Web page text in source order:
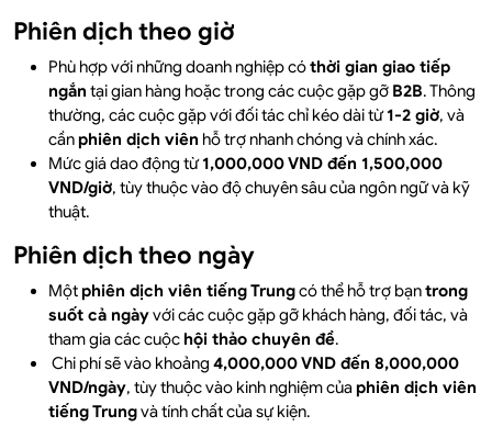
Phiên dịch theo giờ
Phù hợp với những doanh nghiệp cóthời gian giao tiếp
ngắn tại gian hàng hoặc trong các cuộc gặp gỡ B2B. Thông
thường, các cuộc gặp với đối tác chỉ kéo dài từ1-2 giờ, và
cầnphiên dịch viên hỗ trợ nhanh chóng và chính xác.
Mức giá dao động từ1,000,000 VND đến 1,500,000
VND/giờ, tùy thuộc vào độ chuyên sâu của ngôn ngữ và kỹ
thuật.
Phiên dịch theo ngày
Mộtphiên dịch viên tiếng Trungcó thể hỗ trợ bạntrong
suốt cả ngàyvới các cuộc gặp gỡ khách hàng, đối tác, và
tham gia các cuộc hội thảo chuyên đề.
Chi phí sẽ vào khoảng 4,000,000 VND đến 8,000,000
VND/ngày, tùy thuộc vào kinh nghiệm củaphiên dịch viên
tiếng Trungvà tính chất của sự kiện.